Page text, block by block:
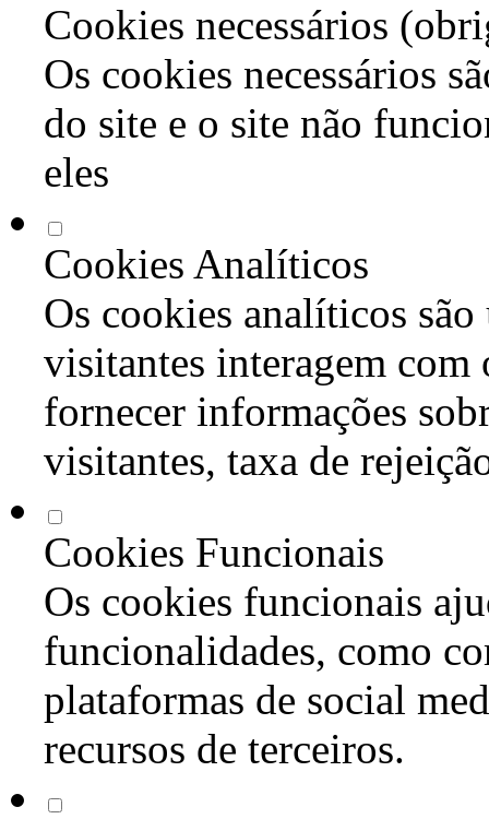
Cookies necessários
Os cookies necessários
do site e o site não
eles
Cookies Analíticos
Os cookies analíticos são
visitantes interagem com
fornecer informações
visitantes, taxa de
Cookies Funcionais
Os cookies funcionais
funcionalidades, como
plataformas de social
recursos de terceiros.